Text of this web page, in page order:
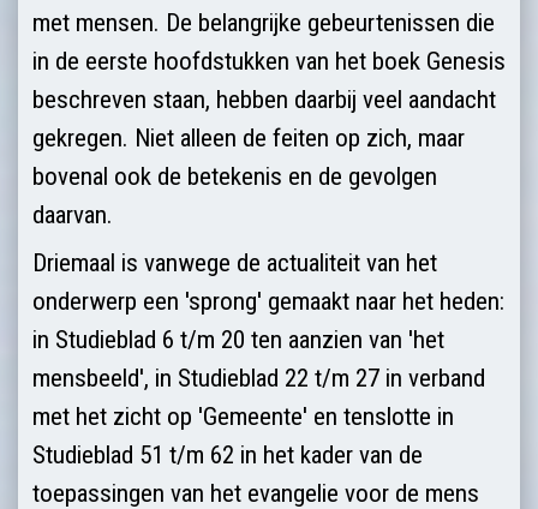
met mensen. De belangrijke gebeurtenissen die
in de eerste hoofdstukken van het boek Genesis
beschreven staan, hebben daarbij veel aandacht
gekregen. Niet alleen de feiten op zich, maar
bovenal ook de betekenis en de gevolgen
daarvan.
Driemaal is vanwege de actualiteit van het
onderwerp een 'sprong' gemaakt naar het heden:
in Studieblad 6 t/m 20 ten aanzien van 'het
mensbeeld', in Studieblad 22 t/m 27 in verband
met het zicht op 'Gemeente' en tenslotte in
Studieblad 51 t/m 62 in het kader van de
toepassin­gen van het evangelie voor de mens